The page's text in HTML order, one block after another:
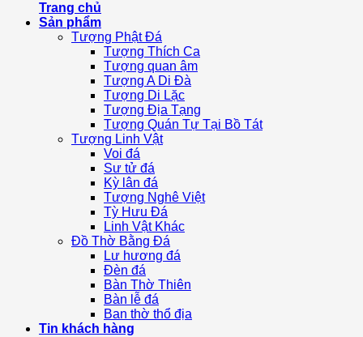
Trang chủ
Sản phẩm
Tượng Phật Đá
Tượng Thích Ca
Tượng quan âm
Tượng A Di Đà
Tượng Di Lặc
Tượng Địa Tạng
Tượng Quán Tự Tại Bồ Tát
Tượng Linh Vật
Voi đá
Sư tử đá
Kỳ lân đá
Tượng Nghê Việt
Tỳ Hưu Đá
Linh Vật Khác
Đồ Thờ Bằng Đá
Lư hương đá
Đèn đá
Bàn Thờ Thiên
Bàn lễ đá
Ban thờ thổ địa
Tin khách hàng